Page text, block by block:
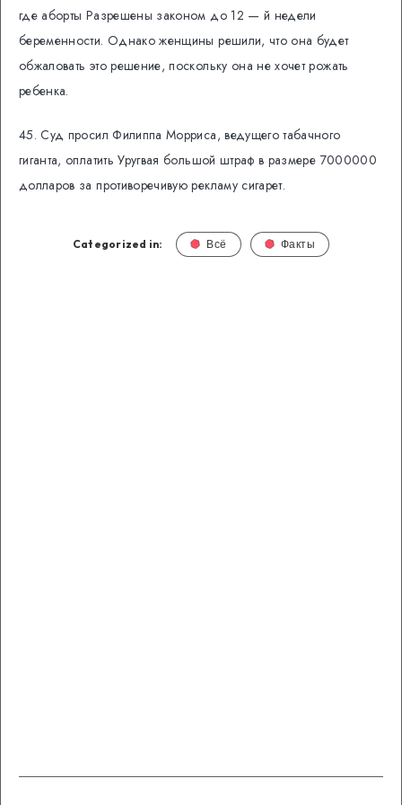
где аборты Разрешены законом до 12 — й недели
беременности. Однако женщины решили, что она будет
обжаловать это решение, поскольку она не хочет рожать
ребенка.
45. Суд просил Филиппа Морриса, ведущего табачного
гиганта, оплатить Уругвая большой штраф в размере 7000000
долларов за противоречивую рекламу сигарет.
Categorized in: Всё Факты